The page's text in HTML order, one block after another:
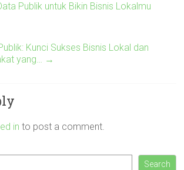
Publik untuk Bikin Bisnis Lokalmu
Kunci Sukses Bisnis Lokal dan
yang… →
in to post a comment.
Search